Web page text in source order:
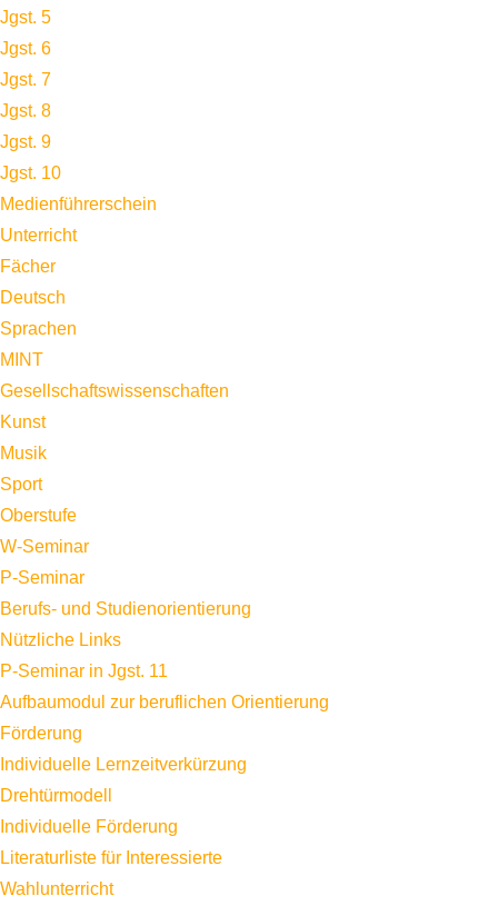
Jgst. 5
Jgst. 6
Jgst. 7
Jgst. 8
Jgst. 9
Jgst. 10
Medienführerschein
Unterricht
Fächer
Deutsch
Sprachen
MINT
Gesellschaftswissenschaften
Kunst
Musik
Sport
Oberstufe
W-Seminar
P-Seminar
Berufs- und Studienorientierung
Nützliche Links
P-Seminar in Jgst. 11
Aufbaumodul zur beruflichen Orientierung
Förderung
Individuelle Lernzeitverkürzung
Drehtürmodell
Individuelle Förderung
Literaturliste für Interessierte
Wahlunterricht